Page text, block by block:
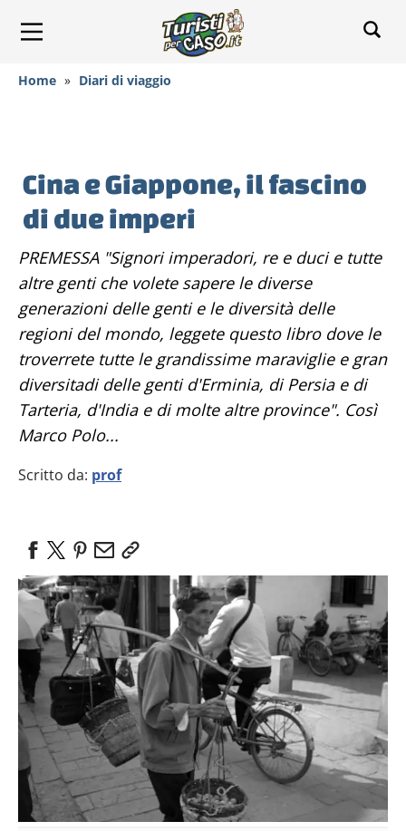
Home » Diari di viaggio
Cina e Giappone, il fascino
di due imperi
PREMESSA "Signori imperadori, re e duci e tutte
altre genti che volete sapere le diverse
generazioni delle genti e le diversità delle
regioni del mondo, leggete questo libro dove le
troverrete tutte le grandissime maraviglie e gran
diversitadi delle genti d'Erminia, di Persia e di
Tarteria, d'India e di molte altre province". Così
Marco Polo...
Scritto da: prof